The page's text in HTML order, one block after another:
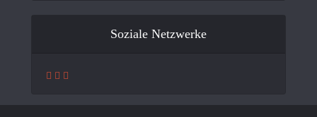
Soziale Netzwerke